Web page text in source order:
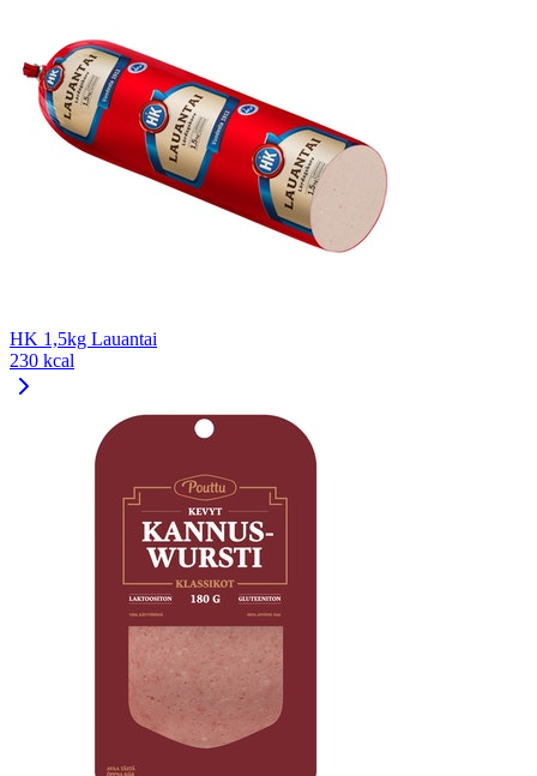
HK 1,5kg Lauantai
230 kcal